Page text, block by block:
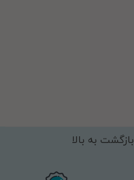
بازگشت به بالا